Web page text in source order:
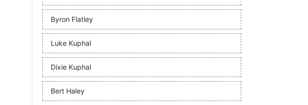
Byron Flatley
Luke Kuphal
Dixie Kuphal
Bert Haley